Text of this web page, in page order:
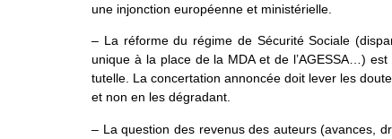
une injonction européenne et ministérielle.
– La réforme du régime de Sécurité Sociale
unique à la place de la MDA et de l’AGESSA…)
tutelle. La concertation annoncée doit lever les
et non en les dégradant.
– La question des revenus des auteurs (avances,